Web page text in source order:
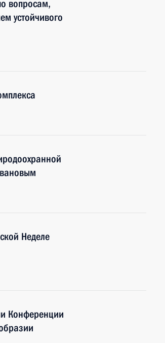
вопросам,
устойчивого
Неделе
Конференции